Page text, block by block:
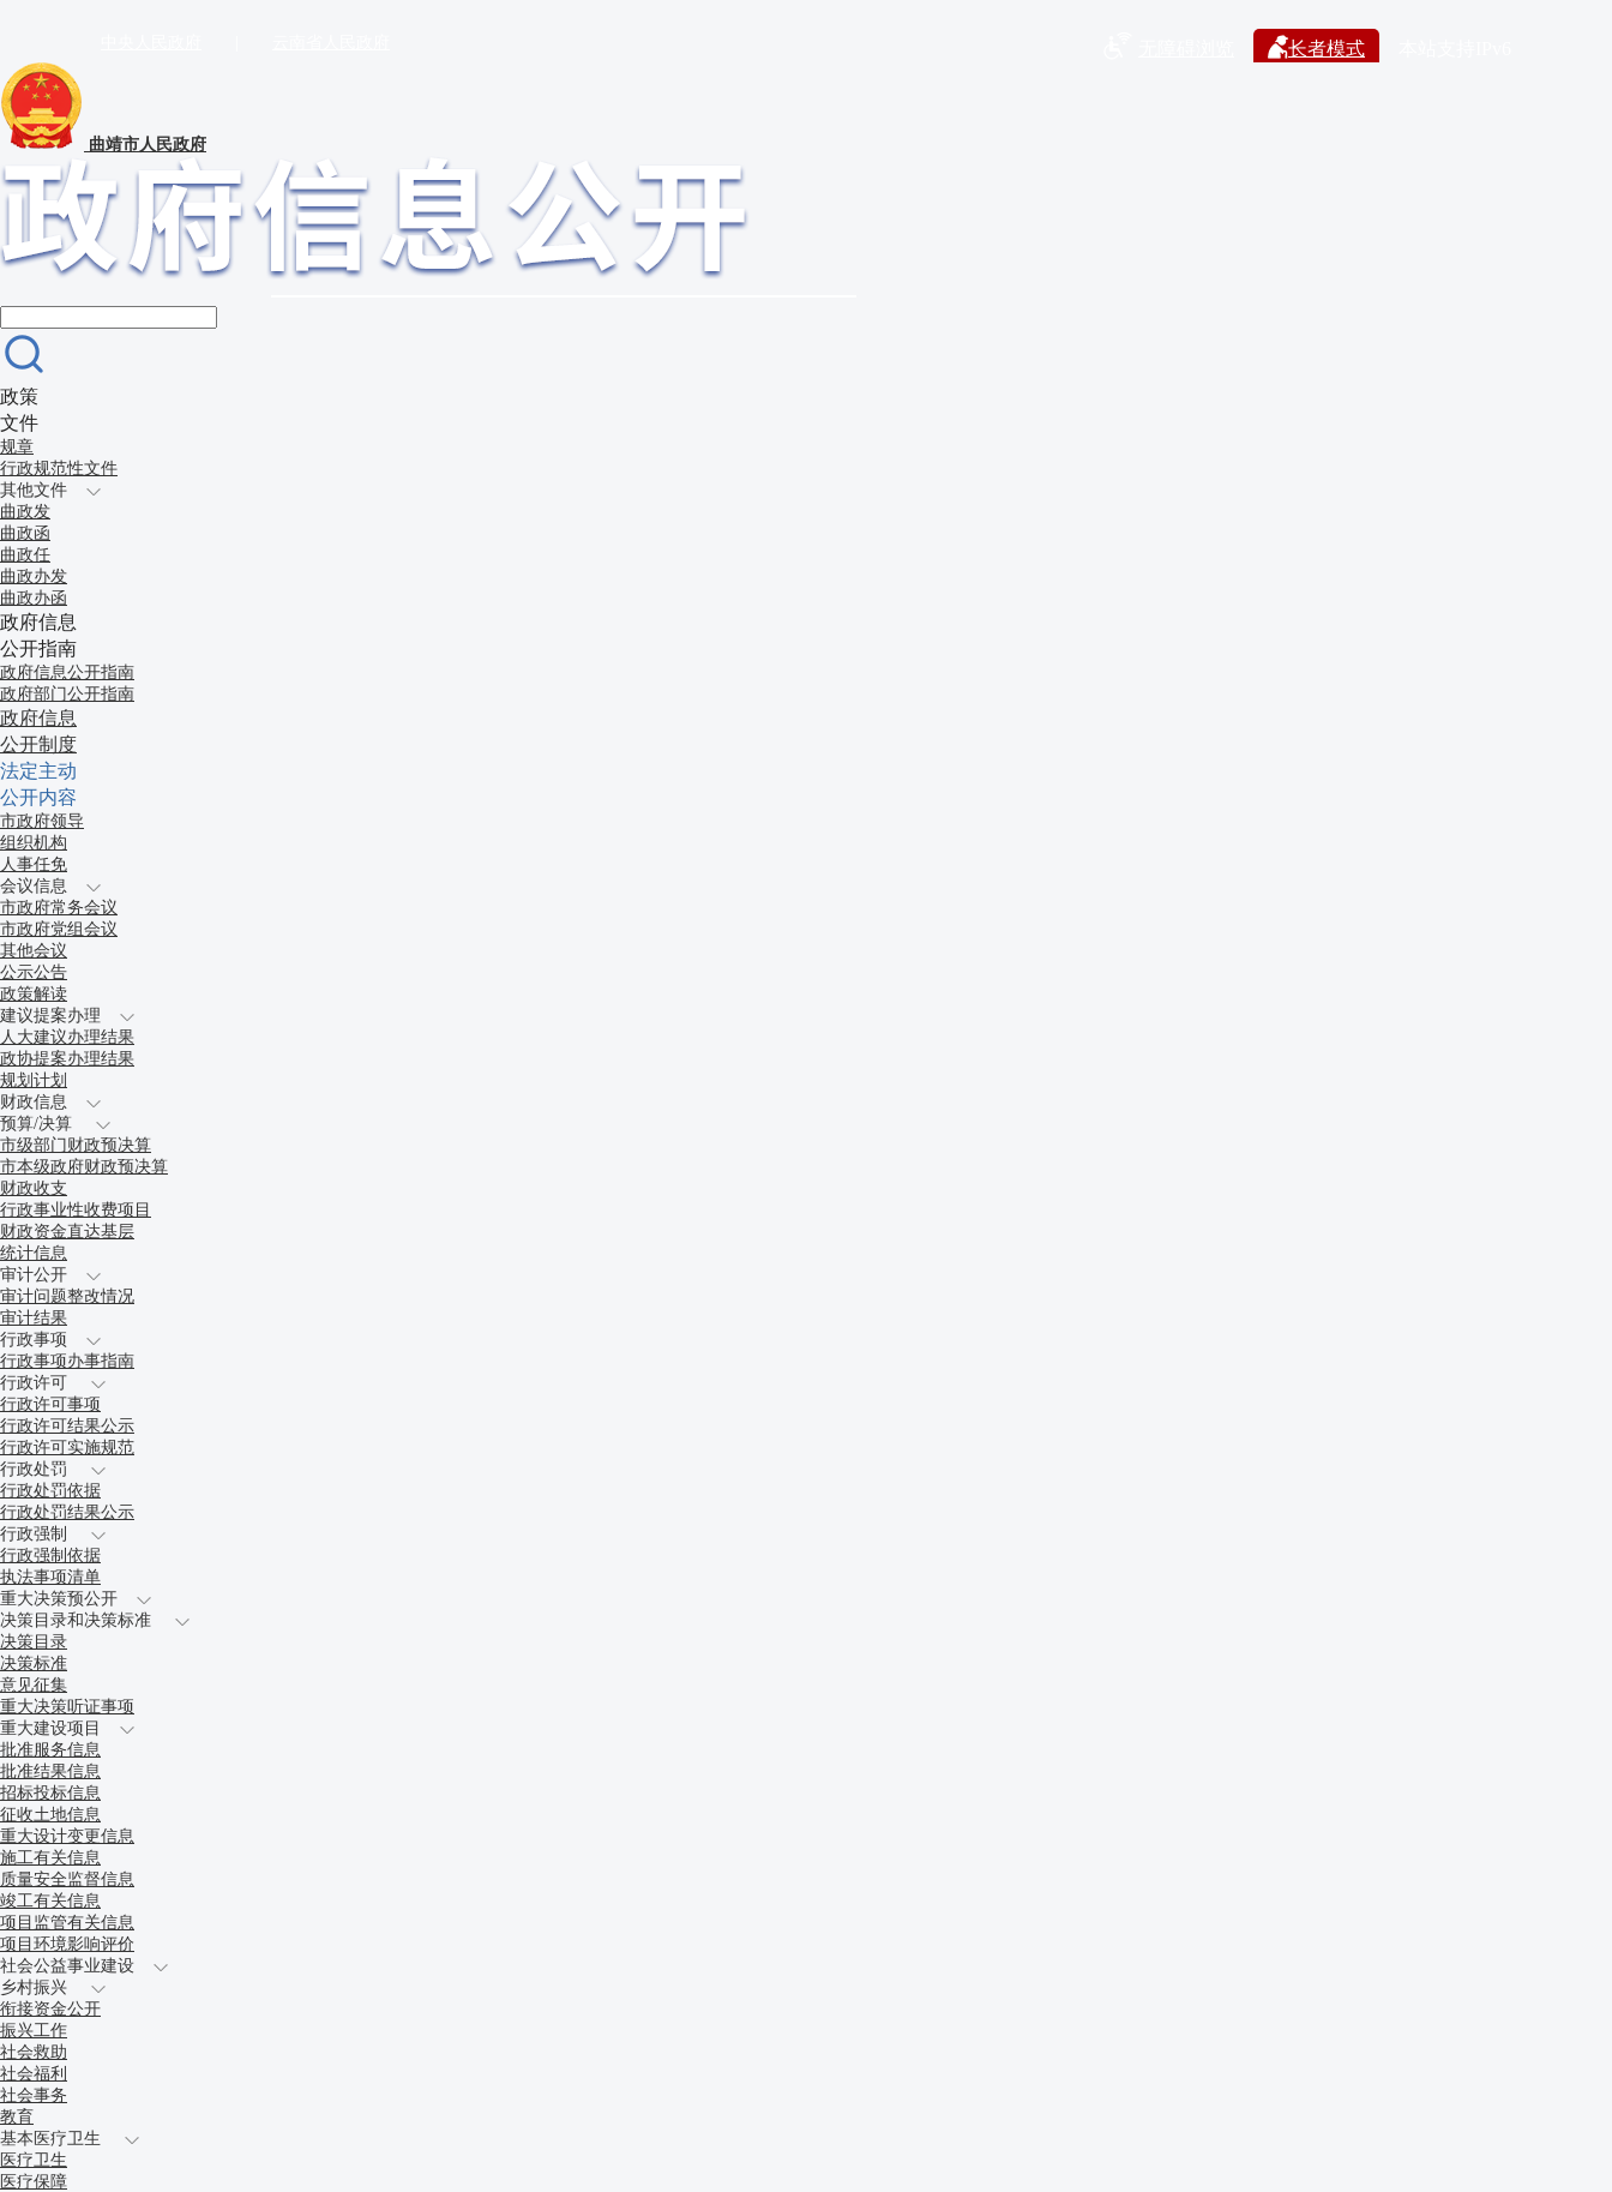
长者模式
曲靖市人民政府
政策
文件
规章
行政规范性文件
其他文件
曲政发
曲政函
曲政任
曲政办发
曲政办函
政府信息
公开指南
政府信息公开指南
政府部门公开指南
政府信息
公开制度
法定主动
公开内容
市政府领导
组织机构
人事任免
会议信息
市政府常务会议
市政府党组会议
其他会议
公示公告
政策解读
建议提案办理
人大建议办理结果
政协提案办理结果
规划计划
财政信息
预算/决算
市级部门财政预决算
市本级政府财政预决算
财政收支
行政事业性收费项目
财政资金直达基层
统计信息
审计公开
审计问题整改情况
审计结果
行政事项
行政事项办事指南
行政许可
行政许可事项
行政许可结果公示
行政许可实施规范
行政处罚
行政处罚依据
行政处罚结果公示
行政强制
行政强制依据
执法事项清单
重大决策预公开
决策目录和决策标准
决策目录
决策标准
意见征集
重大决策听证事项
重大建设项目
批准服务信息
批准结果信息
招标投标信息
征收土地信息
重大设计变更信息
施工有关信息
质量安全监督信息
竣工有关信息
项目监管有关信息
项目环境影响评价
社会公益事业建设
乡村振兴
衔接资金公开
振兴工作
社会救助
社会福利
社会事务
教育
基本医疗卫生
医疗卫生
医疗保障